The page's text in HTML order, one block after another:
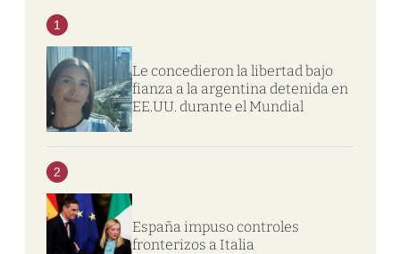
1
Le concedieron la libertad bajo
fianza a la argentina detenida en
EE.UU. durante el Mundial
2
España impuso controles
fronterizos a Italia